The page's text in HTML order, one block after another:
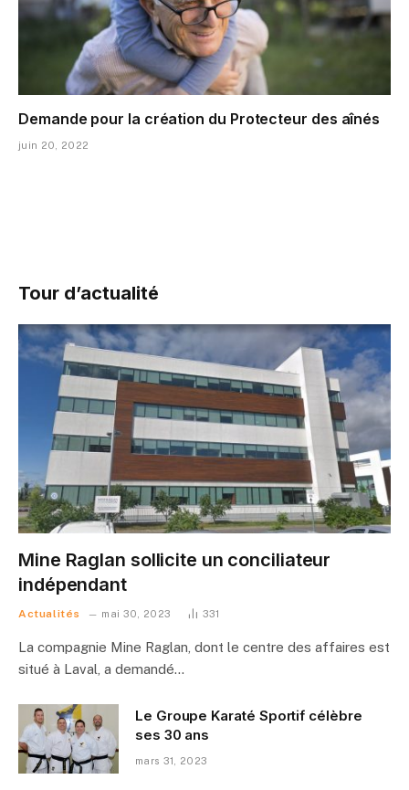
Demande pour la création du Protecteur des aînés
juin 20, 2022
Tour d’actualité
Mine Raglan sollicite un conciliateur
indépendant
Actualités mai 30, 2023 331
La compagnie Mine Raglan, dont le centre des affaires est
situé à Laval, a demandé…
Le Groupe Karaté Sportif célèbre
ses 30 ans
mars 31, 2023